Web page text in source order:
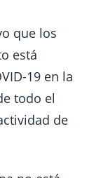
que los
está
19 en la
todo el
de